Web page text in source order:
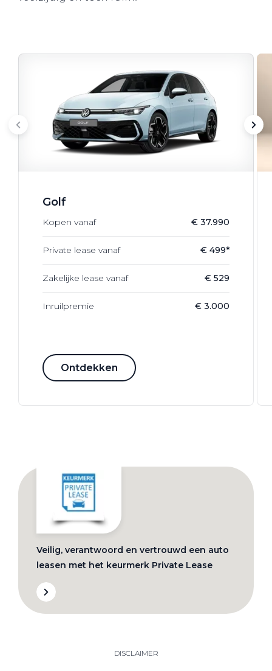
Golf
Kopen vanaf € 37.990
Private lease vanaf € 499*
Zakelijke lease vanaf € 529
Inruilpremie € 3.000
Ontdekken
Veilig, verantwoord en vertrouwd een auto
leasen met het keurmerk Private Lease
DISCLAIMER